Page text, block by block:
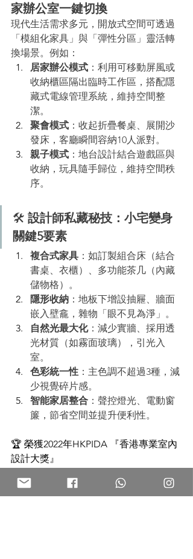
家辦公室一鍵切換
現代生活需求多元，開放式空間可透過
「模組化家具」與「彈性分區」靈活轉
換場景。例如：
居家辦公模式 ：利用可移動屏風或
收納櫃區隔出臨時工作區，搭配隱
藏式電線管理系統，維持空間整
潔。
聚會模式 ：收起折疊餐桌、展開沙
發床，客廳瞬間容納10人派對。
親子模式 ：地台設計結合遊戲區與
收納，玩具隨手歸位，維持空間秩
序。
🛠️ 設計師私藏秘技：小宅變身
關鍵5要素
複合式家具 ：如訂製組合床（結合
書桌、衣櫃）、多功能茶几（內藏
儲物格）。
隱形收納 ：地板下增設抽屜、牆面
嵌入壁龕，雜物「眼不見為淨」。
自然光最大化：減少實牆、採用透
光材質（如霧面玻璃），引光入
室。
色彩統一性 ：主色調不超過3種，減
少視覺碎片感。
智能家居整合 ：聲控燈光、電動窗
簾，節省空間並提升便利性。
🏆 榮獲2022年HKPIDA 『香港專業室內
設計大獎』
👇 立即行動 👇，讓你的家煥然一新！✨